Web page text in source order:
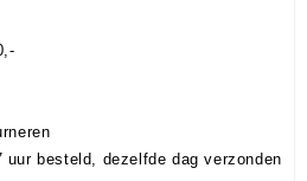
uur besteld, dezelfde dag verzonden